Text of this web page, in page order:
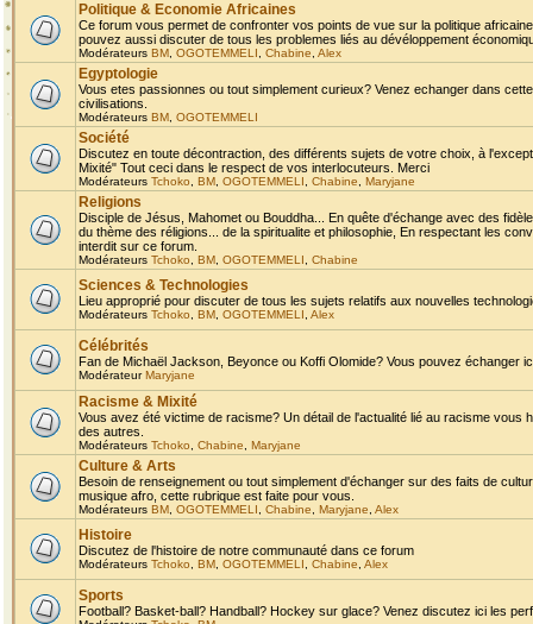
Politique & Economie Africaines
Ce forum vous permet de confronter vos points de vue sur la politique
pouvez aussi discuter de tous les problemes liés au dévéloppement
Modérateurs BM OGOTEMMELI Chabine Alex
Egyptologie
Vous etes passionnes ou tout simplement curieux? Venez echanger dans
civilisations.
Modérateurs BM OGOTEMMELI
Société
Discutez en toute décontraction, des différents sujets de votre choix, à
Mixité" Tout ceci dans le respect de vos interlocuteurs. Merci
Modérateurs Tchoko BM OGOTEMMELI Chabine Maryjane
Religions
Disciple de Jésus, Mahomet ou Bouddha... En quête d'échange avec des
du thème des réligions... de la spiritualite et philosophie, En respectant les
interdit sur ce forum.
Modérateurs Tchoko BM OGOTEMMELI Chabine
Sciences & Technologies
Lieu approprié pour discuter de tous les sujets relatifs aux nouvelles
Modérateurs Tchoko BM OGOTEMMELI Alex
Célébrités
Fan de Michaël Jackson, Beyonce ou Koffi Olomide? Vous pouvez échanger
ModérateurMaryjane
Racisme & Mixité
Vous avez été victime de racisme? Un détail de l'actualité lié au racisme
des autres.
Modérateurs Tchoko Chabine Maryjane
Culture & Arts
Besoin de renseignement ou tout simplement d'échanger sur des faits de
musique afro, cette rubrique est faite pour vous.
Modérateurs BM OGOTEMMELI Chabine Maryjane Alex
Histoire
Discutez de l'histoire de notre communauté dans ce forum
Modérateurs Tchoko BM OGOTEMMELI Chabine Alex
Sports
Football? Basket-ball? Handball? Hockey sur glace? Venez discutez ici les